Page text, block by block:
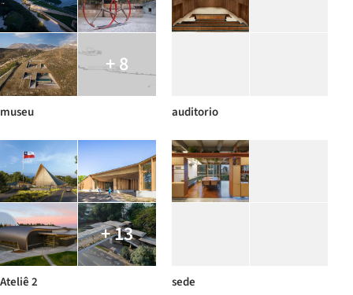
+ 8
museu auditorio
+ 13
Ateliê 2 sede